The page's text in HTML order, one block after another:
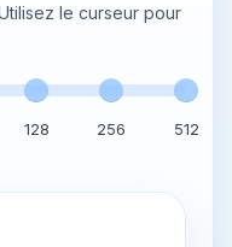
le curseur pour
128 256 512